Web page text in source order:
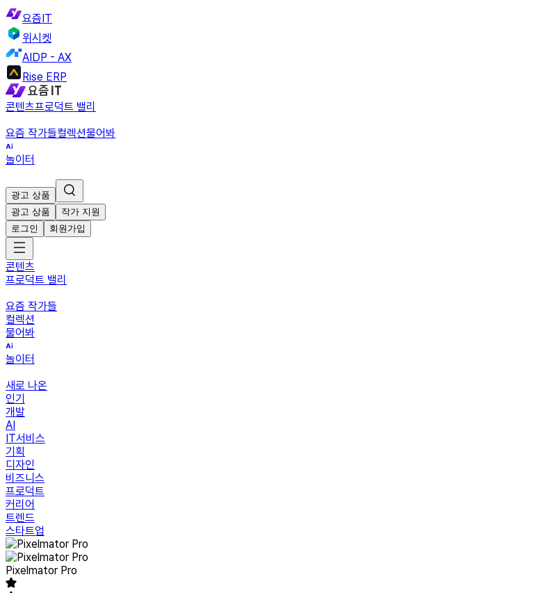
요즘IT
위시켓
AIDP - AX
Rise ERP
콘텐츠프로덕트 밸리
요즘 작가들컬렉션물어봐
놀이터
광고 상품
광고 상품
작가 지원
로그인
회원가입
콘텐츠
프로덕트 밸리
요즘 작가들
컬렉션
물어봐
놀이터
새로 나온
인기
개발
AI
IT서비스
기획
디자인
비즈니스
프로덕트
커리어
트렌드
스타트업
Pixelmator Pro